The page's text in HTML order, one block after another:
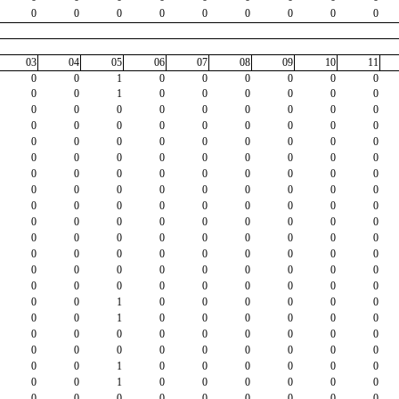
0 0 0 0 0 0 0 0 0
03 04 05 06 07 08 09 10 11
0 0 1 0 0 0 0 0 0
0 0 1 0 0 0 0 0 0
0 0 0 0 0 0 0 0 0
0 0 0 0 0 0 0 0 0
0 0 0 0 0 0 0 0 0
0 0 0 0 0 0 0 0 0
0 0 0 0 0 0 0 0 0
0 0 0 0 0 0 0 0 0
0 0 0 0 0 0 0 0 0
0 0 0 0 0 0 0 0 0
0 0 0 0 0 0 0 0 0
0 0 0 0 0 0 0 0 0
0 0 0 0 0 0 0 0 0
0 0 0 0 0 0 0 0 0
0 0 1 0 0 0 0 0 0
0 0 1 0 0 0 0 0 0
0 0 0 0 0 0 0 0 0
0 0 0 0 0 0 0 0 0
0 0 1 0 0 0 0 0 0
0 0 1 0 0 0 0 0 0